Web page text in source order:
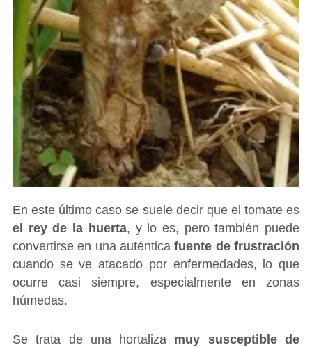
En este último caso se suele decir que el tomate es
el rey de la huerta, y lo es, pero también puede
convertirse en una auténticafuente de frustración
cuando se ve atacado por enfermedades, lo que
ocurre casi siempre, especialmente en zonas
húmedas.
Se trata de una hortaliza muy susceptible de